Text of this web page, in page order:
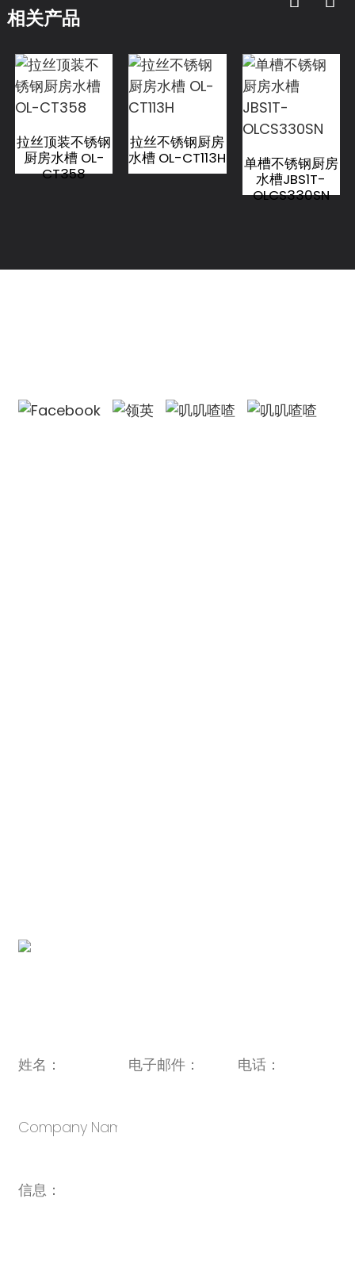
相关产品
拉丝顶装不锈钢
厨房水槽 OL-
CT358
拉丝不锈钢厨房
水槽 OL-CT113H
单槽不锈钢厨房
水槽JBS1T-
OLCS330SN